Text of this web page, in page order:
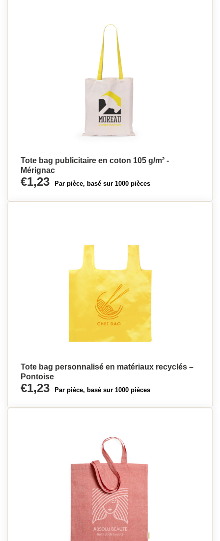
Tote bag publicitaire en coton 105 g/m² -
Mérignac
€1,23 Par pièce, basé sur 1000 pièces
Tote bag personnalisé en matériaux recyclés –
Pontoise
€1,23 Par pièce, basé sur 1000 pièces